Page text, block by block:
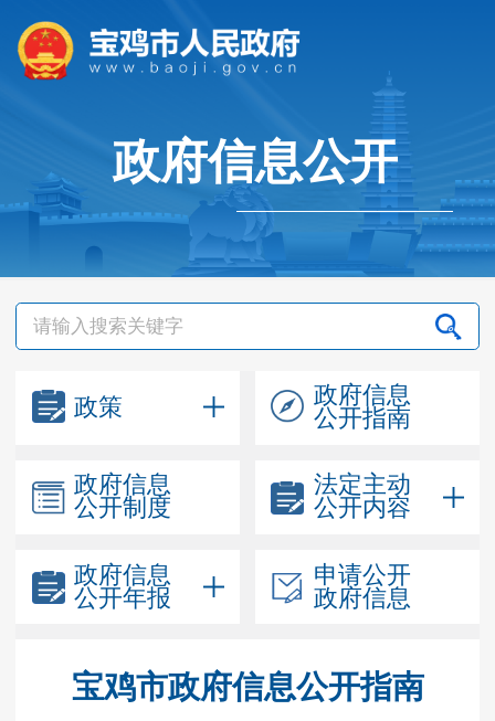
政府信息公开
政策
政府信息
公开指南
政府信息
公开制度
法定主动
公开内容
政府信息
公开年报
申请公开
政府信息
宝鸡市政府信息公开指南